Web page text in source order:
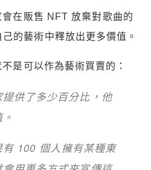
在販售 NFT 放棄對歌曲的
的藝術中釋放出更多價值。
是可以作為藝術買賣的：
供了多少百分比，他
100 個人擁有某種東